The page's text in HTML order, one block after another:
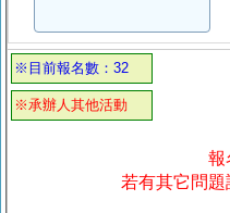
※目前報名數：32
※承辦人其他活動
報
若有其它問